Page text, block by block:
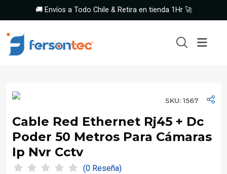
🚚 Envíos a Todo Chile & Retira en tienda 1Hr 🚀
SKU: 1567
Cable Red Ethernet Rj45 + Dc
Poder 50 Metros Para Cámaras
Ip Nvr Cctv
(0 Reseña)